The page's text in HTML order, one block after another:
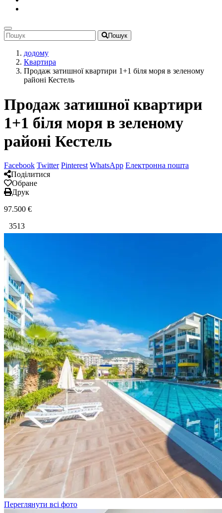
Пошук
додому
Квартира
Продаж затишної квартири 1+1 біля моря в зеленому
районі Кестель
Продаж затишної квартири
1+1 біля моря в зеленому
районі Кестель
Facebook Twitter Pinterest WhatsApp Електронна пошта
Поділитися
Обране
Друк
97.500 €
3513
Переглянути всі фото